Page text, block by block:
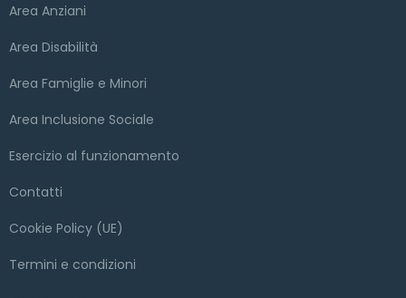
Area Anziani
Area Disabilità
Area Famiglie e Minori
Area Inclusione Sociale
Esercizio al funzionamento
Contatti
Cookie Policy (UE)
Termini e condizioni